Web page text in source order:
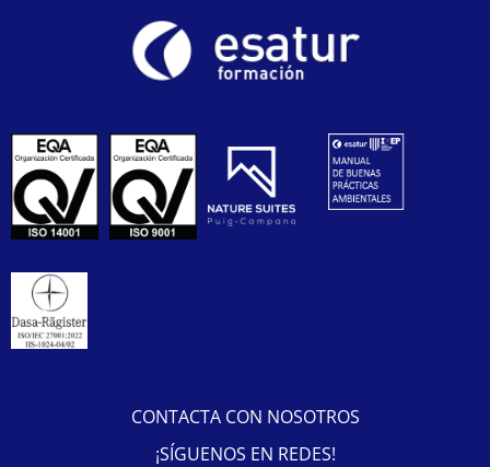
CONTACTA CON NOSOTROS
¡SÍGUENOS EN REDES!